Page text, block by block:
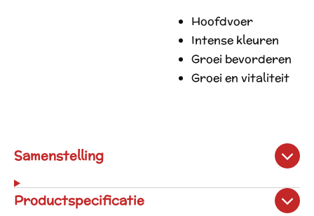
Hoofdvoer
Intense kleuren
Groei bevorderen
Groei en vitaliteit
Samenstelling
Productspecificatie